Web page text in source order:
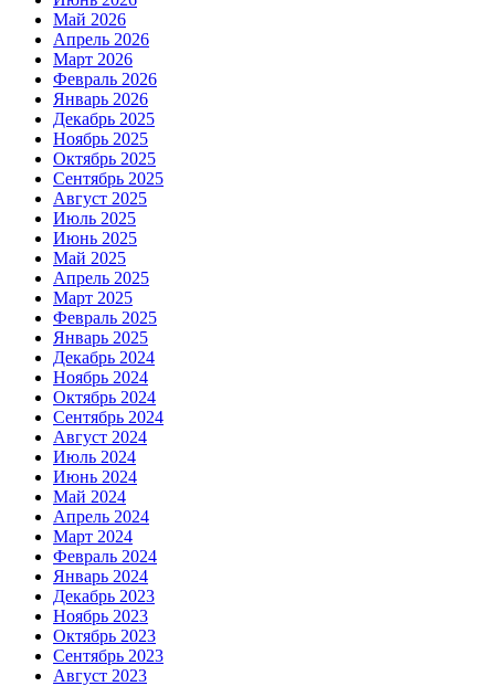
Май 2026
Апрель 2026
Март 2026
Февраль 2026
Январь 2026
Декабрь 2025
Ноябрь 2025
Октябрь 2025
Сентябрь 2025
Август 2025
Июль 2025
Июнь 2025
Май 2025
Апрель 2025
Март 2025
Февраль 2025
Январь 2025
Декабрь 2024
Ноябрь 2024
Октябрь 2024
Сентябрь 2024
Август 2024
Июль 2024
Июнь 2024
Май 2024
Апрель 2024
Март 2024
Февраль 2024
Январь 2024
Декабрь 2023
Ноябрь 2023
Октябрь 2023
Сентябрь 2023
Август 2023